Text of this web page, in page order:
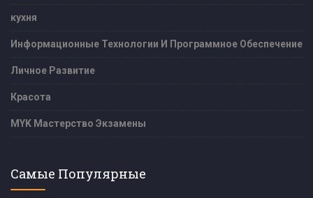
кухня
Информационные Технологии И Программное Обеспечение
Личное Развитие
Красота
MYK Мастерство Экзамены
Самые Популярные